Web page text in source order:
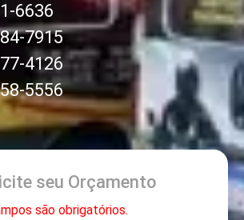
6636
7915
4126
5556
seu Orçamento
são obrigatórios.